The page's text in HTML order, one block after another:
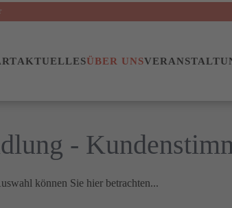
AKTUELLESÜBER UNS
-
können Sie hier betrachten...